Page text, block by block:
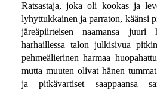
Ratsastaja, joka oli kookas ja
lyhyttukkainen ja parraton, käänsi
järeäpiirteisen naamansa juuri
harhaillessa talon julkisivua
pehmeälierinen harmaa
mutta muuten olivat hänen
ja pitkävartiset saappaansa